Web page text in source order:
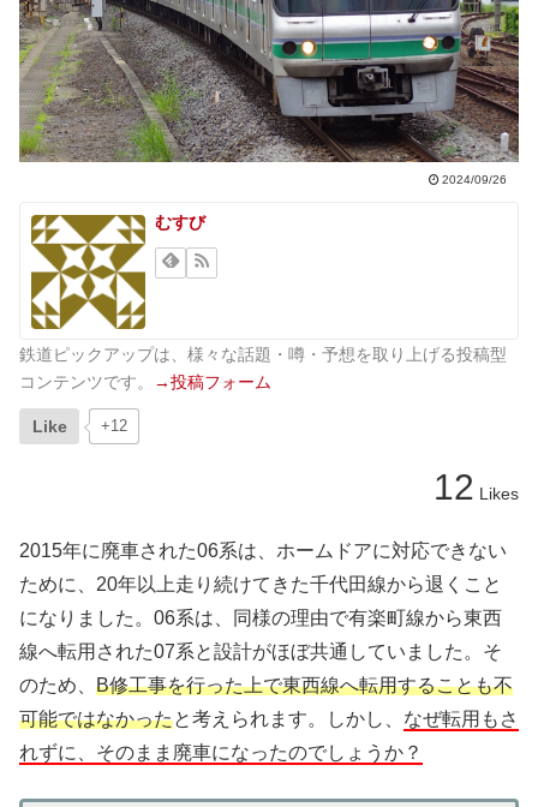
2024/09/26
むすび
鉄道ピックアップは、様々な話題・噂・予想を取り上げる投稿型
コンテンツです。
→投稿フォーム
Like +12
12 Likes
2015年に廃車された06系は、ホームドアに対応できない
ために、20年以上走り続けてきた千代田線から退くこと
になりました。06系は、同様の理由で有楽町線から東西
線へ転用された07系と設計がほぼ共通していました。そ
のため、 B修工事を行った上で東西線へ転用することも不
可能ではなかったと考えられます。しかし、 なぜ転用もさ
れずに、そのまま廃車になったのでしょうか？